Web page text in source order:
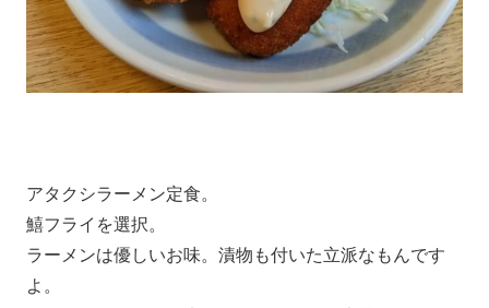
アタクシラーメン定食。
鱚フライを選択。
ラーメンは優しいお味。漬物も付いた立派なもんです
よ。